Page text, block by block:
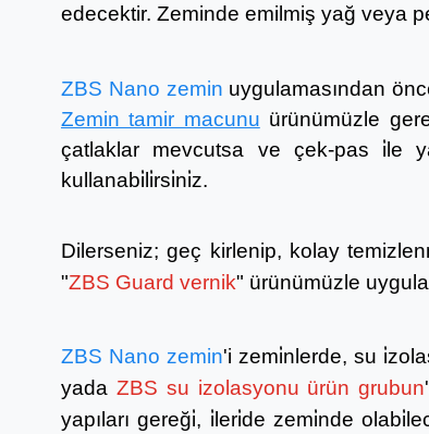
edecektir. Zeminde emilmiş yağ veya
ZBS Nano zemin uygulamasından
Zemin tamir macunu ürünümüzle
çatlaklar mevcutsa ve çek-pas i̇le
kullanabi̇li̇rsi̇ni̇z.
Dilerseniz; geç kirlenip, kolay
"ZBS Guard vernik" ürünümüzle
ZBS Nano zemin'izemi̇nlerde, su
yada ZBS su izolasyonu ürün grubun'
yapıları gereği̇, i̇leri̇de zemi̇nde